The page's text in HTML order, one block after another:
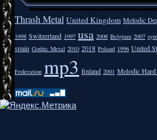
Thrash Metal United Kingdom Melodic
1998 Switzerland 1997 usa 2008 Belgium 2007
spain Gothic Metal 2010 2018 Poland 1996 United
Federation mp3 finland 2001 Melodic